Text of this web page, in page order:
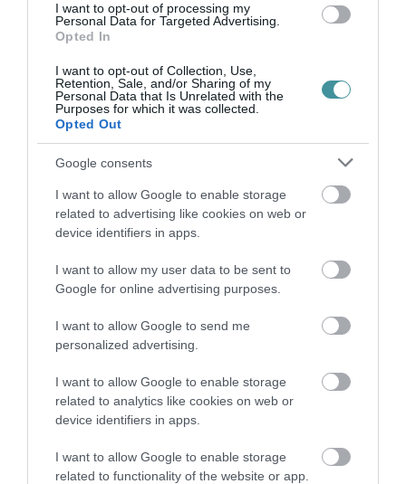
I want to opt-out of processing my
Personal Data for Targeted Advertising.
Opted In
I want to opt-out of Collection, Use,
Retention, Sale, and/or Sharing of my
Personal Data that Is Unrelated with the
Purposes for which it was collected.
Opted Out
Google consents
I want to allow Google to enable storage
related to advertising like cookies on web or
device identifiers in apps.
I want to allow my user data to be sent to
Google for online advertising purposes.
I want to allow Google to send me
personalized advertising.
I want to allow Google to enable storage
related to analytics like cookies on web or
device identifiers in apps.
I want to allow Google to enable storage
related to functionality of the website or app.
Az ingatlanokban keletkező olyan szilárd
hulladék, melyek méretüknél fogva nem
helyezhetőek el a kukákban, illetve a
rendszeres hulladékszállítás alkalmával nem
szállíthatók el (pl. háztartásokban képződő
bútorok, szőnyegek, játékok...stb).
Nem kihelyezhető hulladékok:
Kommunális-, nagy darabos fém és
elektronikai hulladék, építési törmelék,
gépjárműgumi, autóalkatrészek (lökhárító,
műszerfal, ülések), akkumulátorok, veszélyes
hulladéknak minősülő anyagok, vegyszerek és
minden olyan hulladék, amely a begyűjtés
során veszélyezteti a begyűjtést végző
dolgozók testi épségét, egészségét!